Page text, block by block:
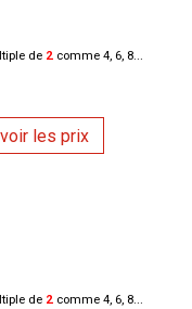
de 2comme 4, 6, 8...
les prix
de 2comme 4, 6, 8...